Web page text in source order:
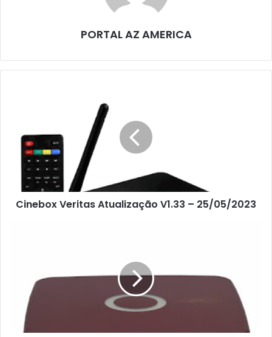
PORTAL AZ AMERICA
Cinebox Veritas Atualização V1.33 – 25/05/2023